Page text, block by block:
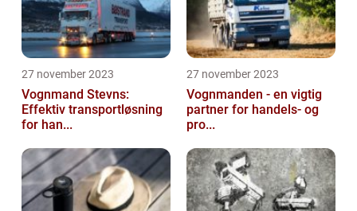
27 november 2023
Vognmand Stevns:
Effektiv transportløsning
for han...
27 november 2023
Vognmanden - en vigtig
partner for handels- og
pro...